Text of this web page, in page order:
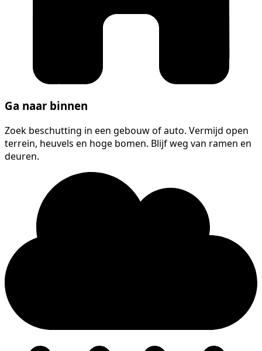
Ga naar binnen
Zoek beschutting in een gebouw of auto. Vermijd open
terrein, heuvels en hoge bomen. Blijf weg van ramen en
deuren.